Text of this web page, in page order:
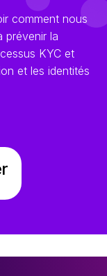
comment nous
prévenir la
KYC et
et les identités